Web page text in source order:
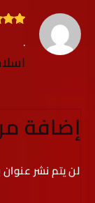
من 5.
إضافة
لن يتم نشر عنوان